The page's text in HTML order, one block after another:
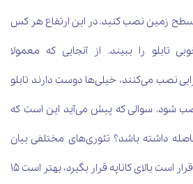
متر از سطح زمین نصب کنید. در این ارتفاع هر کس
تابلو را ببیند. از آنجایی که معمولا
نصب می‌کنند، خیلی‌ها دوست دارند تابلو
شود. سوالی که پیش می‌آید این است که
فاصله داشته باشد؟ تئوری‌های مختلفی بیان
می‌کنند که هر نوع تابلو که قرار است بالای کاناپه قرار بگیرد، بهتر است 15